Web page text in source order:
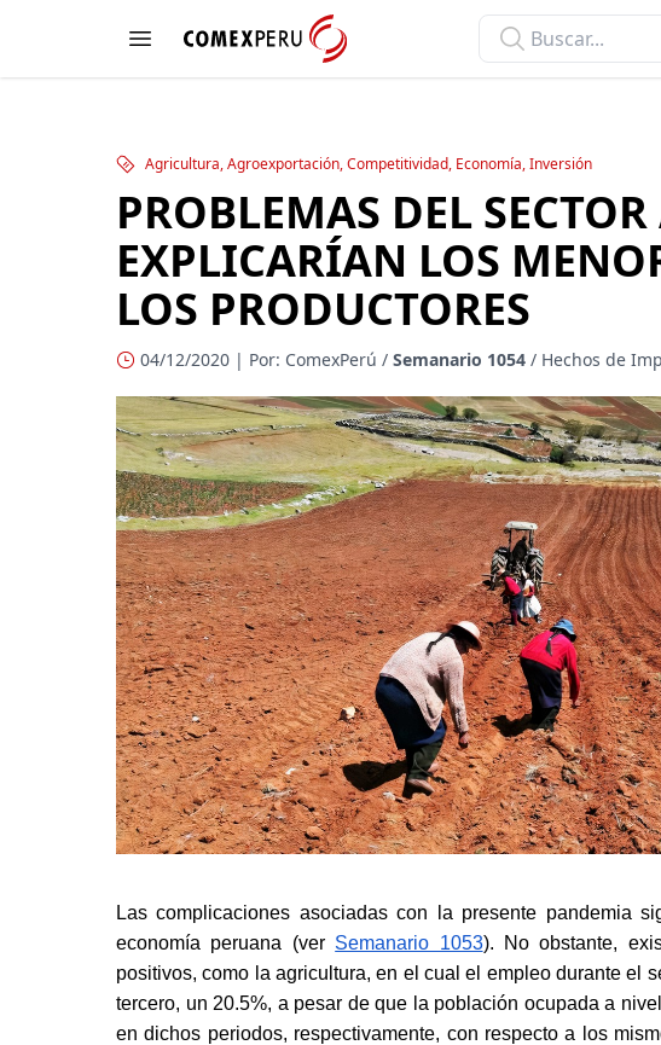
Open menu
ComexPerú
Agricultura, Agroexportación, Competitividad, Economía, Inversión
PROBLEMAS DEL
EXPLICARÍAN LOS
LOS PRODUCTORES
04/12/2020 | Por: ComexPerú / Semanario 1054 / Hechos de
Las complicaciones asociadas con la presente pandemia
economía peruana (ver Semanario 1053). No obstante,
positivos, como la agricultura, en el cual el empleo durante el
tercero, un 20.5%, a pesar de que la población ocupada a
en dichos periodos, respectivamente, con respecto a los